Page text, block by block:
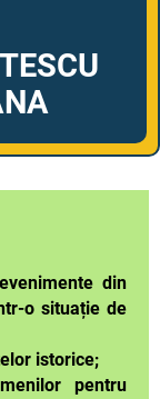
din
o situație de
istorice;
pentru